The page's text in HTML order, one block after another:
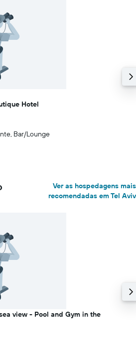
Hotel
Bar/Lounge
Ver as hospedagens mais
recomendadas em Tel Aviv
view - Pool and Gym in the